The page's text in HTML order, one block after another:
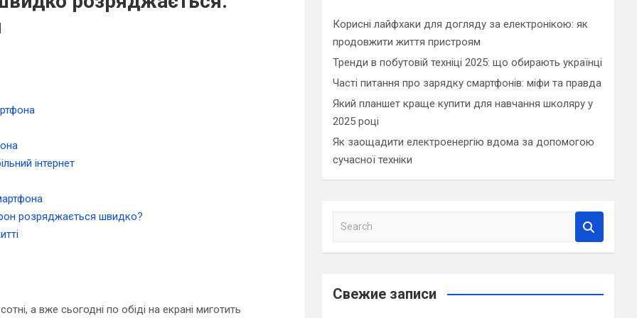
інтернет
розряджається швидко?
а вже сьогодні по обіді на екрані миготить
Корисні лайфхаки для догляду за електронікою: як
продовжити життя пристроям
Тренди в побутовій техніці 2025: що обирають українці
Часті питання про зарядку смартфонів: міфи та правда
Який планшет краще купити для навчання школяру у
2025 році
Як заощадити електроенергію вдома за допомогою
сучасної техніки
a
c
Свежие записи